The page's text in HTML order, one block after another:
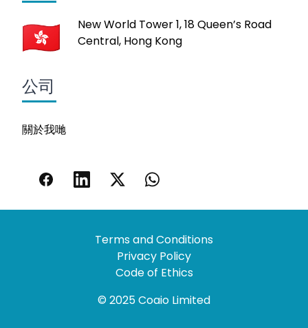
New World Tower 1, 18 Queen’s Road
Central, Hong Kong
公司
關於我哋
Terms and Conditions
Privacy Policy
Code of Ethics
© 2025 Coaio Limited